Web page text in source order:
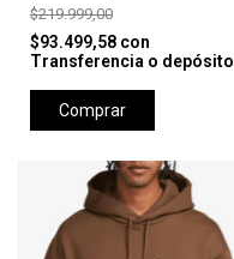
$219.999,00
$93.499,58 con
Transferencia o depósito
Comprar